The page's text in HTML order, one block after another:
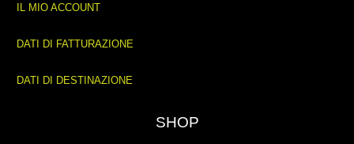
IL MIO ACCOUNT
DATI DI FATTURAZIONE
DATI DI DESTINAZIONE
SHOP